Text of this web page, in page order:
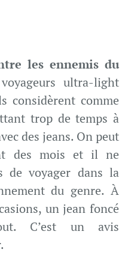
les ennemis du
ultra-light
considèrent comme
trop de temps à
des jeans. On peut
des mois et il ne
de voyager dans la
du genre. À
un jean foncé
C’est un avis